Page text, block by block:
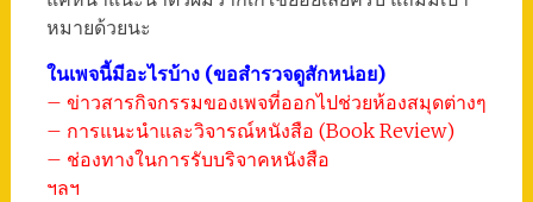
หมายด้วยนะ
ในเพจนี้มีอะไรบ้าง (ขอสำรวจดูสักหน่อย)
– ข่าวสารกิจกรรมของเพจที่ออกไปช่วยห้องสมุดต่างๆ
– การแนะนำและวิจารณ์หนังสือ (Book Review)
– ช่องทางในการรับบริจาคหนังสือ
ฯลฯ